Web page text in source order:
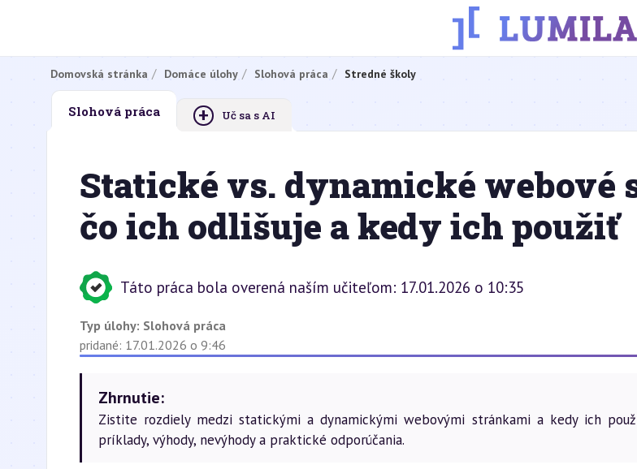
Domovská stránka Domáce úlohy Slohová práca Stredné školy
Slohová práca + Uč sa s AI
Statické vs. dynamické webové
čo ich odlišuje a kedy ich použiť
Táto práca bola overená naším učiteľom: 17.01.2026 o 10:35
Typ úlohy: Slohová práca
pridané: 17.01.2026 o 9:46
Zhrnutie:
Zistite rozdiely medzi statickými a dynamickými webovými stránkami a kedy ich
príklady, výhody, nevýhody a praktické odporúčania.